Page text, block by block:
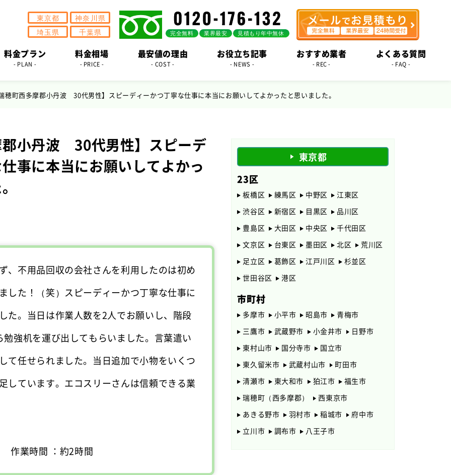
料金プラン
- PLAN -
料金相場
- PRICE -
最安値の理由
- COST -
お役立ち記事
- NEWS -
おすすめ業者
- REC -
よくある質問
- FAQ -
穂町西多摩郡小丹波 30代男性】スピーディーかつ丁寧な仕事に本当にお願いしてよかったと思いました。
郡小丹波 30代男性】スピーデ
事に本当にお願いしてよかっ
、不用品回収の会社さんを利用したのは初め
した！（笑）スピーディーかつ丁寧な仕事に
た。当日は作業人数を2人でお願いし、階段
強机を運び出してもらいました。言葉遣い
て任せられました。当日追加で小物をいくつ
しています。エコスリーさんは信頼できる業
業時間 ：約2時間
東京都
23区
板橋区 練馬区 中野区
江東区
渋谷区
新宿区 目黒区
品川区
豊島区
大田区 中央区
千代田区
文京区
台東区 墨田区 北区
荒川区
足立区
葛飾区 江戸川区
杉並区
世田谷区
港区
市町村
多摩市 小平市 昭島市
青梅市
三鷹市
武蔵野市 小金井市
日野市
東村山市
国分寺市
国立市
東久留米市
武蔵村山市
町田市
清瀬市
東大和市 狛江市
福生市
瑞穂町（西多摩郡）
西東京市
あきる野市
羽村市 稲城市
府中市
立川市
調布市 八王子市